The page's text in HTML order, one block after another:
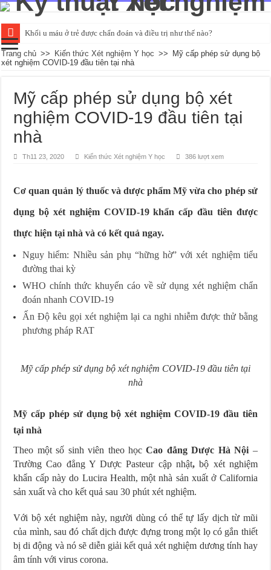
Khối u máu ở trẻ được chẩn đoán và điều trị như thế nào?
Đường huyết ổn định là bao nhiêu và kiểm tra như thế nào?
Các phương pháp xét nghiệm HIV qua mẫu máu phổ biến
Xét nghiệm nước tiểu có thể phát hiện những bệnh gì?
Trang chủ >> Kiến thức Xét nghiệm Y học >>
Mỹ cấp phép sử dụng bộ
xét nghiệm COVID-19 đầu tiên tại nhà
Mỹ cấp phép sử dụng bộ xét
nghiệm COVID-19 đầu tiên tại
nhà
Th11 23, 2020 Kiến thức Xét nghiệm Y học 386 lượt xem
Cơ quan quản lý thuốc và dược phẩm Mỹ vừa cho phép sử
dụng bộ xét nghiệm COVID-19 khẩn cấp đầu tiên được
thực hiện tại nhà và có kết quả ngay.
Nguy hiểm: Nhiều sản phụ “hững hờ” với xét nghiệm tiểu
đường thai kỳ
WHO chính thức khuyến cáo về sử dụng xét nghiệm chẩn
đoán nhanh COVID-19
Ấn Độ kêu gọi xét nghiệm lại ca nghi nhiễm được thử bằng
phương pháp RAT
Mỹ cấp phép sử dụng bộ xét nghiệm COVID-19 đầu tiên tại
nhà
Mỹ cấp phép sử dụng bộ xét nghiệm COVID-19 đầu tiên
tại nhà
Theo một số sinh viên theo họcCao đẳng Dược Hà Nội –
Trường Cao đẳng Y Dược Pasteur cập nhật,bộ xét nghiệm
khẩn cấp này do Lucira Health, một nhà sản xuất ở California
sản xuất và cho kết quả sau 30 phút xét nghiệm.
Với bộ xét nghiệm này, người dùng có thể tự lấy dịch từ mũi
của mình, sau đó chất dịch được đựng trong một lọ có gắn thiết
bị di động và nó sẽ diễn giải kết quả xét nghiệm dương tính hay
âm tính với virus corona.